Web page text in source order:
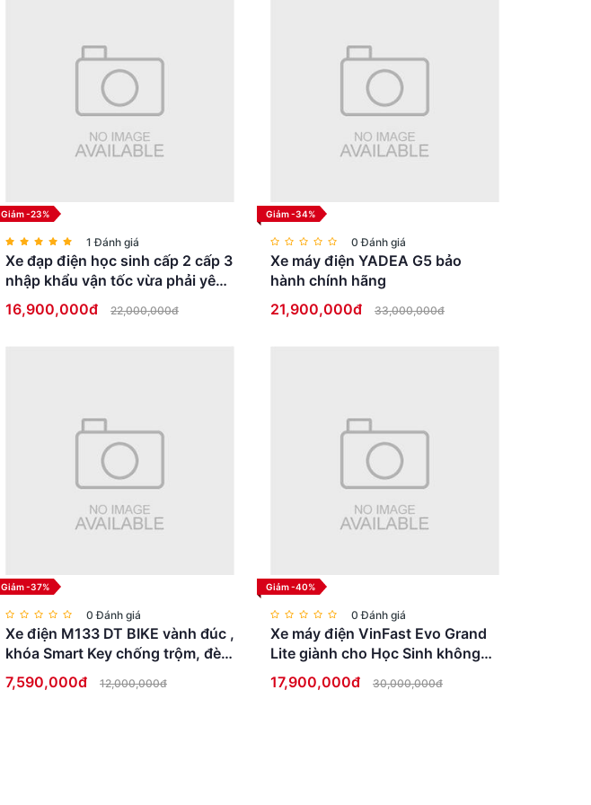
Giảm -23%
1 Đánh giá
Xe đạp điện học sinh cấp 2 cấp 3
nhập khẩu vận tốc vừa phải yên
thấp an toàn
16,900,000đ 22,000,000đ
Giảm -34%
0 Đánh giá
Xe máy điện YADEA G5 bảo
hành chính hãng
21,900,000đ
33,000,000đ
Giảm -37%
0 Đánh giá
Xe điện M133 DT BIKE vành đúc ,
khóa Smart Key chống trộm, đèn
Full LED cao cấp
7,590,000đ 12,000,000đ
Giảm -40%
0 Đánh giá
Xe máy điện VinFast Evo Grand
Lite giành cho Học Sinh không
cần bằng lái
17,900,000đ 30,000,000đ